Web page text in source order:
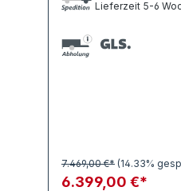
Lieferzeit 5-6
6.399,00 €*
7.469,00 €* (14.33%